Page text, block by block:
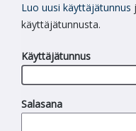
Luo uusi käyttäjätunnus
käyttäjätunnusta.
Käyttäjätunnus
Salasana